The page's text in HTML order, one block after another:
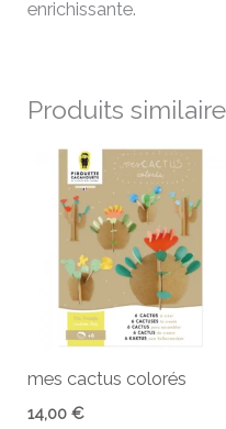
enrichissante.
Produits
mes cactus colorés
14,00€